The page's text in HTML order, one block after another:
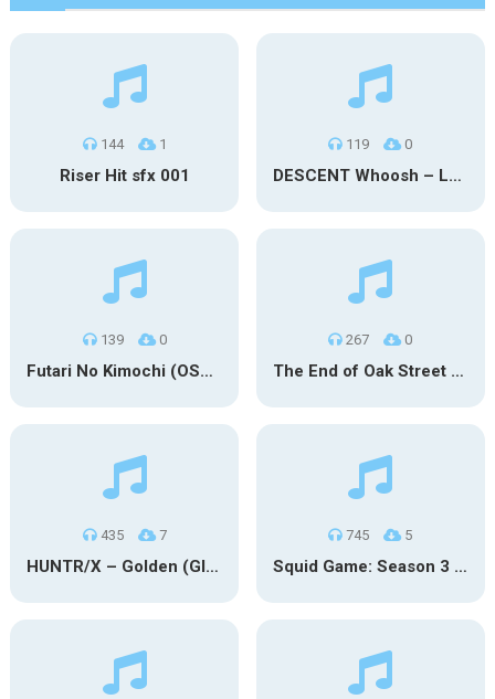
144 1
Riser Hit sfx 001
119 0
DESCENT Whoosh – Long
139 0
Futari No Kimochi (OST Inuyasha)
267 0
The End of Oak Street Trailer
435 7
HUNTR/X – Golden (Glowin’ Version)
745 5
Squid Game: Season 3 | Final Games